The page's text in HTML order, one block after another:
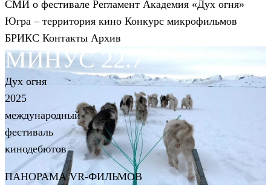
СМИ о фестивале Регламент Академия «Дух огня»
Югра – территория кино Конкурс микрофильмов
БРИКС Контакты Архив
МИНУС 22.7
Дух огня
2025
международный
фестиваль
кинодебютов
ПАНОРАМА VR-ФИЛЬМОВ